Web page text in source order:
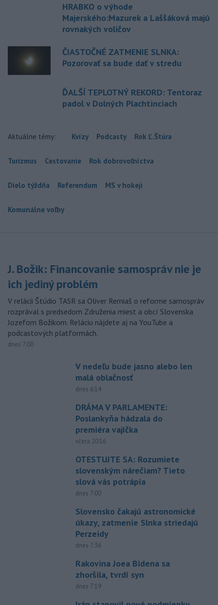
HRABKO o výhode
Majerského:Mazurek a Laššáková majú
rovnakých voličov
ČIASTOČNÉ ZATMENIE SLNKA:
Pozorovať sa bude dať v stredu
ĎALŠÍ TEPLOTNÝ REKORD: Tentoraz
padol v Dolných Plachtinciach
Aktuálne témy: Kvízy Podcasty Rok Ľ.Štúra
Turizmus Cestovanie Rok dobrovoľníctva
Dielo týždňa Referendum MS v hokeji
Komunálne voľby
J. Božik: Financovanie samospráv nie je
ich jediný problém
V relácii Štúdio TASR sa Oliver Remiaš o reforme samospráv
rozprával s predsedom Združenia miest a obcí Slovenska
Jozefom Božikom. Reláciu nájdete aj na YouTube a
podcastových platformách.
dnes 7:00
V nedeľu bude jasno alebo len
malá oblačnosť
dnes 6:14
DRÁMA V PARLAMENTE:
Poslankyňa hádzala do
premiéra vajíčka
včera 20:16
OTESTUJTE SA: Rozumiete
slovenským nárečiam? Tieto
slová vás potrápia
dnes 7:00
Slovensko čakajú astronomické
úkazy, zatmenie Slnka striedajú
Perzeidy
dnes 7:36
Rakovina Joea Bidena sa
zhoršila, tvrdí syn
dnes 7:19